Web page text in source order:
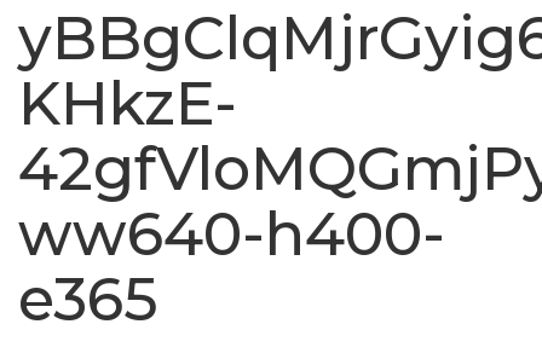
KHkzE-
ww640-h400-
e365